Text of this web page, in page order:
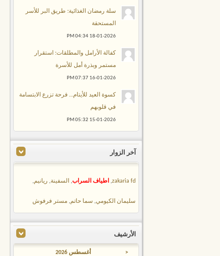
سلة رمضان الغذائية: طريق البر للأسر
المستحقة
18-01-2026
04:34 PM
كفالة الأرامل والمطلقات: استقرار
مستمر وبذرة أمل للأسرة
16-01-2026
07:37 PM
كسوة العيد للأيتام… فرحة تزرع الابتسامة
في قلوبهم
15-01-2026
05:32 PM
آخر الزوار
zakaria fd
, اطياف السراب, السفينة, ريانيم,
سليمان الكيومي, سما حاتم, مستر فرفوش
الأرشيف
< أغسطس 2026